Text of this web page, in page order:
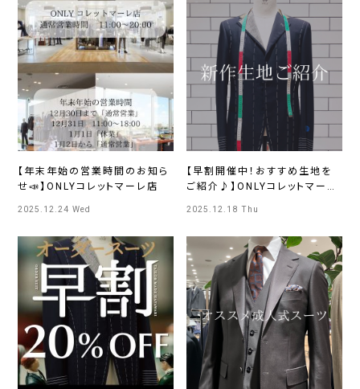
【年末年始の営業時間のお知ら
せ📣】ONLYコレットマーレ店
2025.12.24 Wed
【早割開催中！おすすめ生地を
ご紹介♪】ONLYコレットマーレ
2025.12.18 Thu